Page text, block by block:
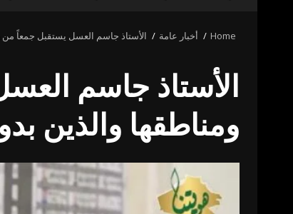
Home أخبار عامة الأستاذ جاسم العسل يستقبل جمعاً من
الأستاذ جاسم
ومناطقها والذين